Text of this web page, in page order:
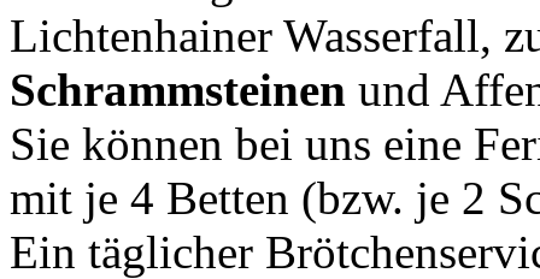
Lichtenhainer Wasserfall,
Schrammsteinen und
Sie können bei uns eine
mit je 4 Betten (bzw. je 2
Ein täglicher